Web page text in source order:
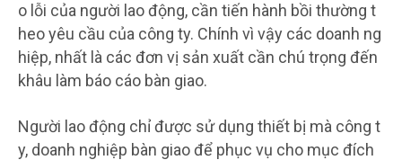
o lỗi của người lao động, cần tiến hành bồi thường t
heo yêu cầu của công ty. Chính vì vậy các doanh ng
hiệp, nhất là các đơn vị sản xuất cần chú trọng đến
khâu làm báo cáo bàn giao.
Người lao động chỉ được sử dụng thiết bị mà công t
y, doanh nghiệp bàn giao để phục vụ cho mục đích